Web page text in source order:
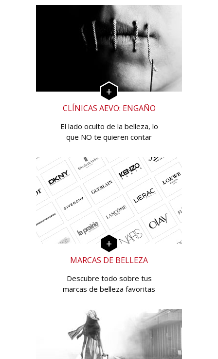
CLÍNICAS AEVO: ENGAÑO
El lado oculto de la belleza, lo
que NO te quieren contar
MARCAS DE BELLEZA
Descubre todo sobre tus
marcas de belleza favoritas